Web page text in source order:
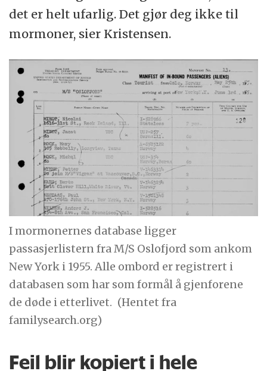
Han sto ikke oppført som utflyttet, så
Kristensen lurte på om han var død.
– Da leste jeg om en død mann som hadde
blitt funnet i en ravine. Han var ikke
identifisert. Det kunne være min slektning,
sier Kristensen.
Det ble avkreftet av det lokale
historielaget. Den ukjente mannen hadde
elegante, engelske klær og penger på seg.
Det var ikke en arbeidskar ved jernbanen.
– Jeg fant et barn på Flåm, men faren Ole
Olsen var forduftet. Så jeg la ut navnet og
informasjonen jeg hadde inn på et
spørreforum på Slekt og Data.
treff. Mannen hadde flyttet til Østerdalen
det er helt ufarlig. Det gjør deg ikke til
mormoner, sier Kristensen.
I mormonernes database ligger
passasjerlistern fra M/S Oslofjord som ankom
New York i 1955. Alle ombord er registrert i
databasen som har som formål å gjenforene
de døde i etterlivet. (Hentet fra
familysearch.org)
Feil blir kopiert i hele